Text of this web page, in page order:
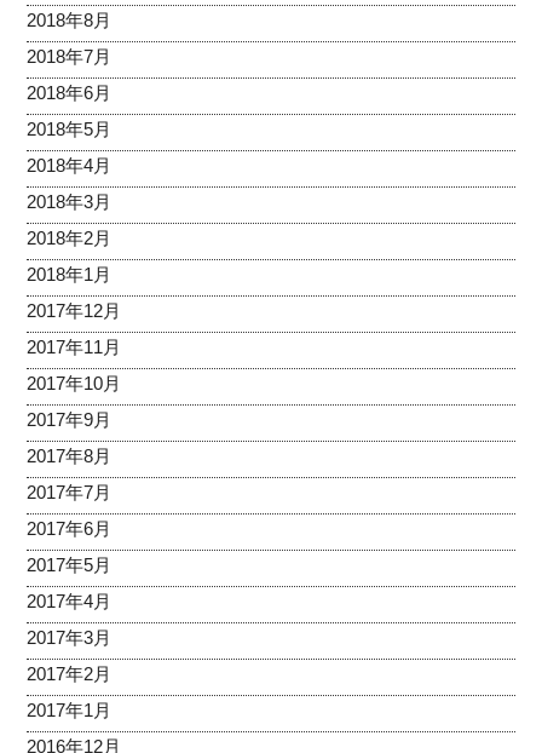
2018年8月
2018年7月
2018年6月
2018年5月
2018年4月
2018年3月
2018年2月
2018年1月
2017年12月
2017年11月
2017年10月
2017年9月
2017年8月
2017年7月
2017年6月
2017年5月
2017年4月
2017年3月
2017年2月
2017年1月
2016年12月